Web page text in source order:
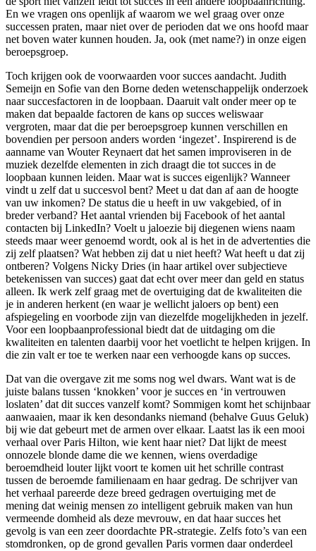
En we vragen ons openlijk af waarom we wel graag over onze
successen praten, maar niet over de perioden dat we ons hoofd maar
net boven water kunnen houden. Ja, ook (met name?) in onze eigen
beroepsgroep.
Toch krijgen ook de voorwaarden voor succes aandacht. Judith
Semeijn en Sofie van den Borne deden wetenschappelijk onderzoek
naar succesfactoren in de loopbaan. Daaruit valt onder meer op te
maken dat bepaalde factoren de kans op succes weliswaar
vergroten, maar dat die per beroepsgroep kunnen verschillen en
bovendien per persoon anders worden ‘ingezet’. Inspirerend is de
aanname van Wouter Reynaert dat het samen improviseren in de
muziek dezelfde elementen in zich draagt die tot succes in de
loopbaan kunnen leiden. Maar wat is succes eigenlijk? Wanneer
vindt u zelf dat u succesvol bent? Meet u dat dan af aan de hoogte
van uw inkomen? De status die u heeft in uw vakgebied, of in
breder verband? Het aantal vrienden bij Facebook of het aantal
contacten bij LinkedIn? Voelt u jaloezie bij diegenen wiens naam
steeds maar weer genoemd wordt, ook al is het in de advertenties die
zij zelf plaatsen? Wat hebben zij dat u niet heeft? Wat heeft u dat zij
ontberen? Volgens Nicky Dries (in haar artikel over subjectieve
betekenissen van succes) gaat dat echt over meer dan geld en status
alleen. Ik werk zelf graag met de overtuiging dat de kwaliteiten die
je in anderen herkent (en waar je wellicht jaloers op bent) een
afspiegeling en voorbode zijn van diezelfde mogelijkheden in jezelf.
Voor een loopbaanprofessional biedt dat de uitdaging om die
kwaliteiten en talenten daarbij voor het voetlicht te helpen krijgen. In
die zin valt er toe te werken naar een verhoogde kans op succes.
Dat van die overgave zit me soms nog wel dwars. Want wat is de
juiste balans tussen ‘knokken’ voor je succes en ‘in vertrouwen
loslaten’ dat dit succes vanzelf komt? Sommigen komt het schijnbaar
aanwaaien, maar ik ken desondanks niemand (behalve Guus Geluk)
bij wie dat gebeurt met de armen over elkaar. Laatst las ik een mooi
verhaal over Paris Hilton, wie kent haar niet? Dat lijkt de meest
onnozele blonde dame die we kennen, wiens overdadige
beroemdheid louter lijkt voort te komen uit het schrille contrast
tussen de beroemde familienaam en haar gedrag. De schrijver van
het verhaal pareerde deze breed gedragen overtuiging met de
mening dat weinig mensen zo intelligent gebruik maken van hun
vermeende domheid als deze mevrouw, en dat haar succes het
gevolg is van een zeer doordachte PR-strategie. Zelfs foto’s van een
stomdronken, op de grond gevallen Paris vormen daar onderdeel